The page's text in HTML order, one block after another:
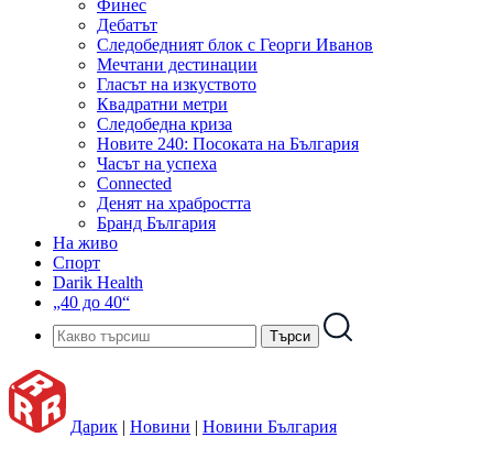
Финес
Дебатът
Следобедният блок с Георги Иванов
Мечтани дестинации
Гласът на изкуството
Квадратни метри
Следобедна криза
Новите 240: Посоката на България
Часът на успеха
Connected
Денят на храбростта
Бранд България
На живо
Спорт
Darik Health
„40 до 40“
Дарик | Новини | Новини България